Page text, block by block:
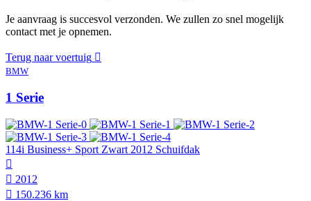
Je aanvraag is succesvol verzonden. We zullen zo snel mogelijk
contact met je opnemen.
Terug naar voertuig
BMW
1 Serie
114i Business+ Sport Zwart 2012 Schuifdak
2012
150.236 km